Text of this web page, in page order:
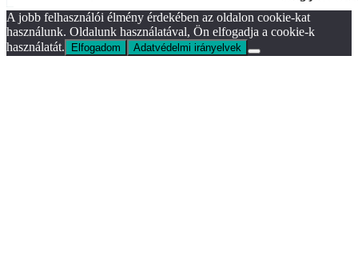
A jobb felhasználói élmény érdekében az oldalon cookie-kat
használunk. Oldalunk használatával, Ön elfogadja a cookie-k
használatát.
Elfogadom Adatvédelmi irányelvek